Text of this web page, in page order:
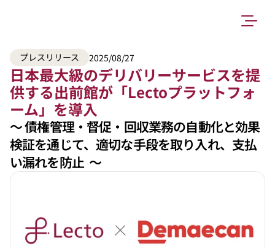
プレスリリース 2025/08/27
日本最大級のデリバリーサービスを提
供する出前館が「Lectoプラットフォ
ーム」を導入
〜 債権管理・督促・回収業務の自動化と効果
検証を通じて、適切な手段を取り入れ、支払
い漏れを防止  〜